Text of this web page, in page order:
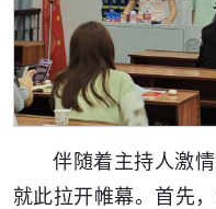
伴随着主持人激
就此拉开帷幕。首先